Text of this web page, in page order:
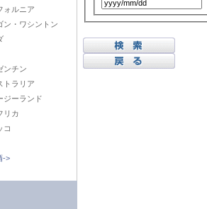
ォルニア
ン・ワシントン
ンチン
トラリア
ジーランド
リカ
コ
->